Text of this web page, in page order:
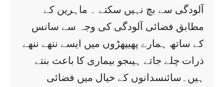
آلودگی سے بچ نہیں سکتے ۔ ماہرین کے
مطابق فضائی آلودگی کی وجہ سے سانس
کے ساتھ ہمارے پھیپھڑوں میں ایسے ننھے ننھے
ذرات چلے جاتے ہیںجو بیماری کا باعث بنتے
ہیں۔سائنسدانوں کے خیال میں فضائی